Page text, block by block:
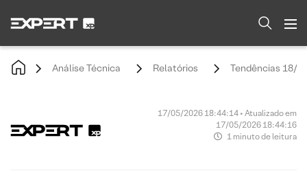
Análise Técnica Relatórios Tendências 18/
17/05/2026 18:44:14 • Atualizado em
17/05/2026 18:44:16
1 minuto de leitura